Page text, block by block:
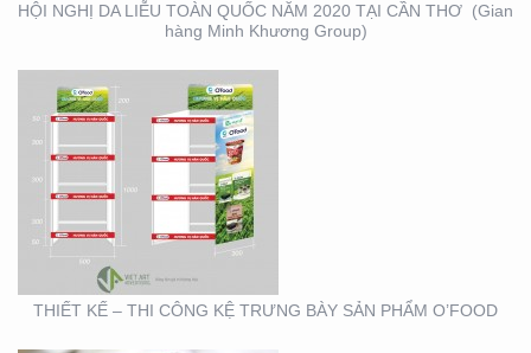
HỘI NGHỊ DA LIỄU TOÀN QUỐC NĂM 2020 TẠI CẦN THƠ (Gian
hàng Minh Khương Group)
THIẾT KẾ – THI CÔNG KỆ TRƯNG BÀY SẢN PHẨM O’FOOD
THIẾT KẾ SẢN XUẤT
LỊCH TẾT KIM PHONG